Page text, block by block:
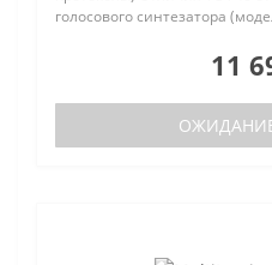
голосового синтезатора
11